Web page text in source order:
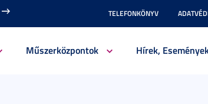
TELEFONKÖNYV
Műszerközpontok Hírek,